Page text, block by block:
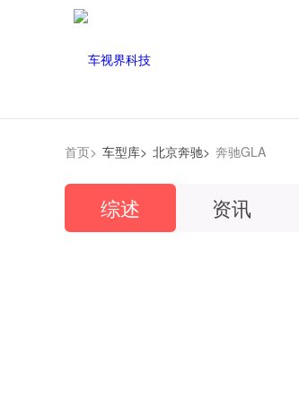
首页> 车型库> 北京奔驰> 奔驰GLA
综述 资讯